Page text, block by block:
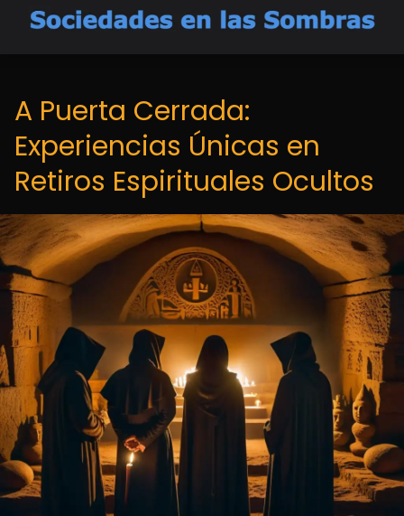
A Puerta Cerrada:
Experiencias Únicas en
Retiros Espirituales Ocultos